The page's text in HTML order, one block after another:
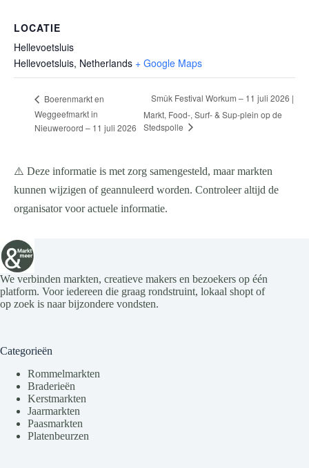
LOCATIE
Hellevoetsluis
Hellevoetsluis, Netherlands + Google Maps
Boerenmarkt en
Weggeefmarkt in
Nieuweroord – 11 juli 2026
Smûk Festival Workum – 11 juli 2026 |
Markt, Food-, Surf- & Sup-plein op de
Stedspolle
⚠️ Deze informatie is met zorg samengesteld, maar markten
kunnen wijzigen of geannuleerd worden. Controleer altijd de
organisator voor actuele informatie.
We verbinden markten, creatieve makers en bezoekers op één
platform. Voor iedereen die graag rondstruint, lokaal shopt of
op zoek is naar bijzondere vondsten.
Categorieën
Rommelmarkten
Braderieën
Kerstmarkten
Jaarmarkten
Paasmarkten
Platenbeurzen